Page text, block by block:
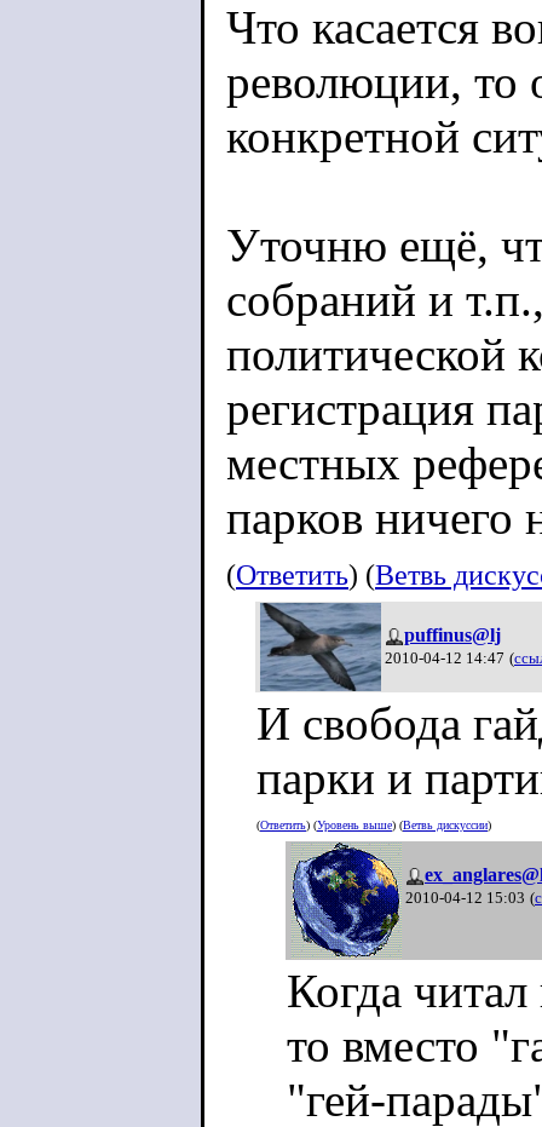
Что касается
революции, то
конкретной
Уточню ещё,
собраний и
политической
регистрация
местных
парков ничего
(Ответить) (Ветвь
puffinus@lj
2010-04-12 14:47 (
И свобода
парки и
(Ответить) (Уровень выше) (Ветвь дискуссии)
2010-04-12 15:03 (
Когда
то вместо
"гей-